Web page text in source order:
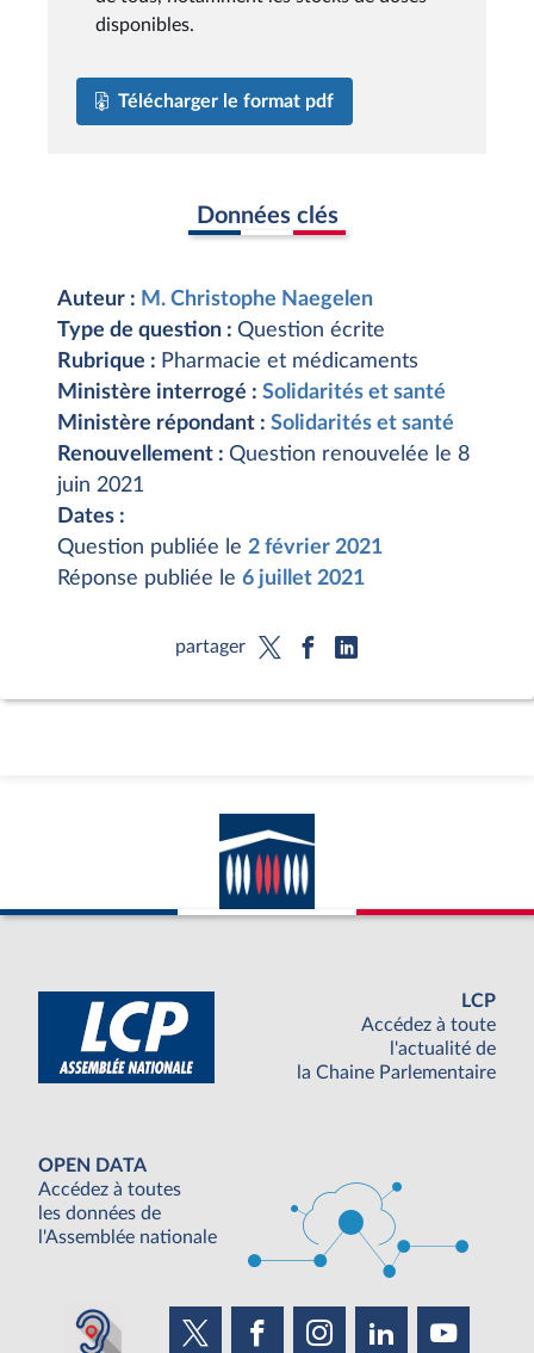
disponibles.
Télécharger le format pdf
Données clés
Auteur : M. Christophe Naegelen
Type de question : Question écrite
Rubrique : Pharmacie et médicaments
Ministère interrogé : Solidarités et santé
Ministère répondant : Solidarités et santé
Renouvellement : Question renouvelée le 8
juin 2021
Dates :
Question publiée le 2 février 2021
Réponse publiée le 6 juillet 2021
partager
LCP
Accédez à toute
l'actualité de
la Chaine Parlementaire
OPEN DATA
Accédez à toutes
les données de
l'Assemblée nationale